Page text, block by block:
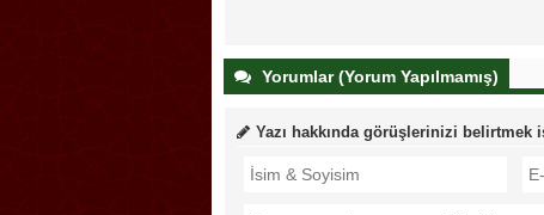
Yorumlar (Yorum Yapılmamış)
Yazı hakkında görüşlerinizi belirtmek